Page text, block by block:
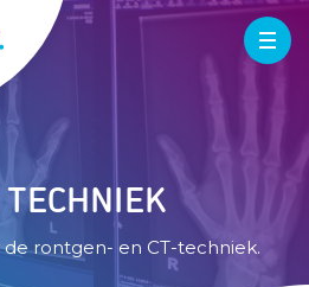
rontgen- en CT-techniek.